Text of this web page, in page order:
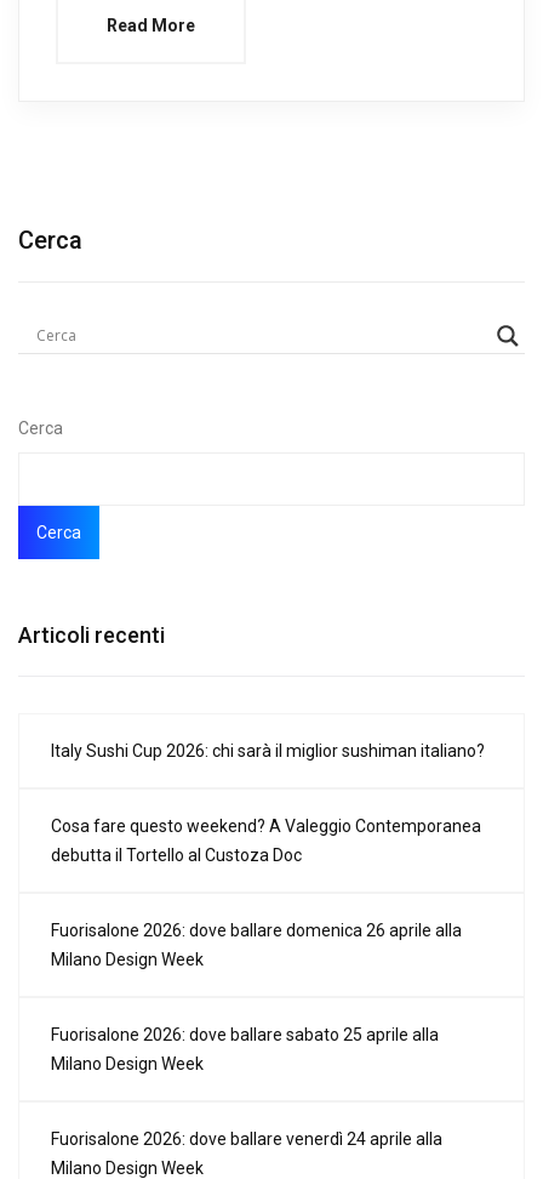
Read More
Cerca
Cerca
Cerca
Articoli recenti
Italy Sushi Cup 2026: chi sarà il miglior sushiman italiano?
Cosa fare questo weekend? A Valeggio Contemporanea
debutta il Tortello al Custoza Doc
Fuorisalone 2026: dove ballare domenica 26 aprile alla
Milano Design Week
Fuorisalone 2026: dove ballare sabato 25 aprile alla
Milano Design Week
Fuorisalone 2026: dove ballare venerdì 24 aprile alla
Milano Design Week